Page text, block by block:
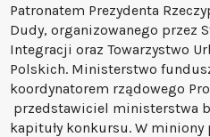
Patronatem Prezydenta
Dudy, organizowanego przez
Integracji oraz Towarzystwo
Polskich. Ministerstwo
koordynatorem rządowego
przedstawiciel ministerstwa
kapituły konkursu. W miniony